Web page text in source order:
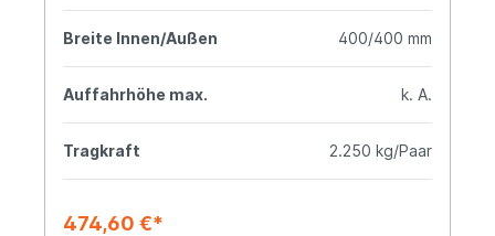
Breite Innen/Außen 400/400 mm
Auffahrhöhe max. k. A.
Tragkraft 2.250 kg/Paar
474,60 €*